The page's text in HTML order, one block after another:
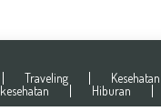
Traveling
kesehatan Hiburan